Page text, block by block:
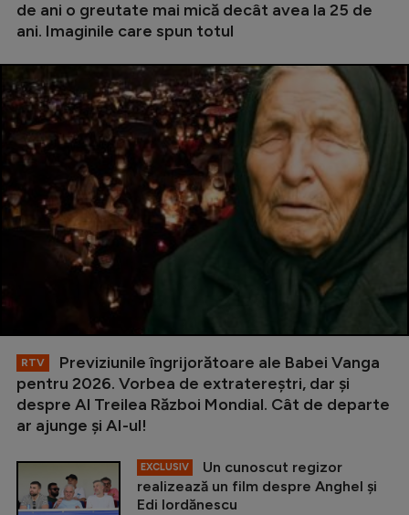
de ani o greutate mai mică decât avea la 25 de
ani. Imaginile care spun totul
RTV
Previziunile îngrijorătoare ale Babei Vanga
pentru 2026. Vorbea de extratereștri, dar și
despre Al Treilea Război Mondial. Cât de departe
ar ajunge și AI-ul!
EXCLUSIV
Un cunoscut regizor
realizează un film despre Anghel și
Edi Iordănescu